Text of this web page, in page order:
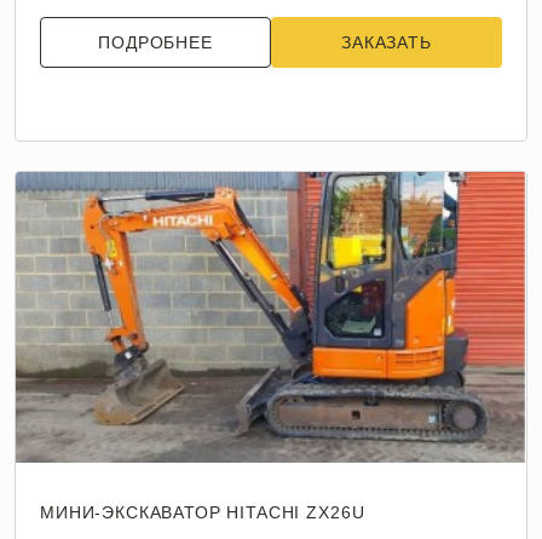
ПОДРОБНЕЕ ЗАКАЗАТЬ
МИНИ-ЭКСКАВАТОР HITACHI ZX26U